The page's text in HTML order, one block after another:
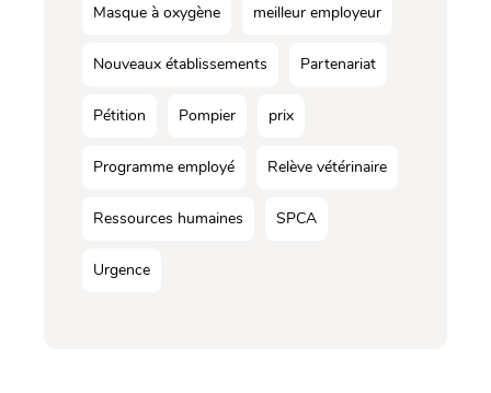
Masque à oxygène meilleur employeur
Nouveaux établissements Partenariat
Pétition Pompier prix
Programme employé Relève vétérinaire
Ressources humaines SPCA
Urgence